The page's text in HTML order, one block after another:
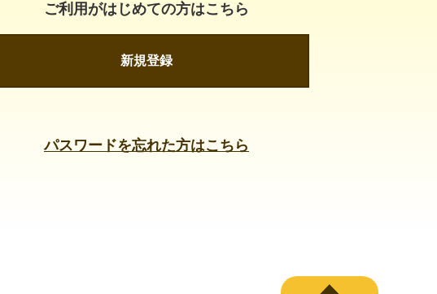
ご利用がはじめての方はこちら
新規登録
パスワードを忘れた方はこちら